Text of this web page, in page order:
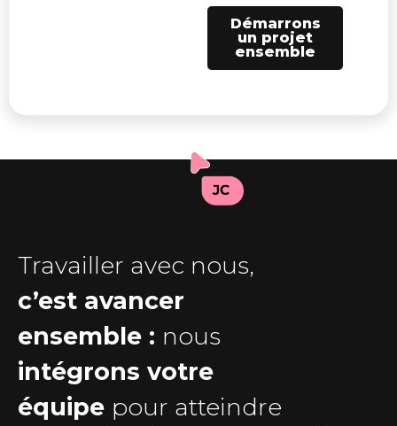
Démarrons
un projet
ensemble
Travailler avec nous,
c’est avancer
ensemble : nous
intégrons votre
équipe pour atteindre